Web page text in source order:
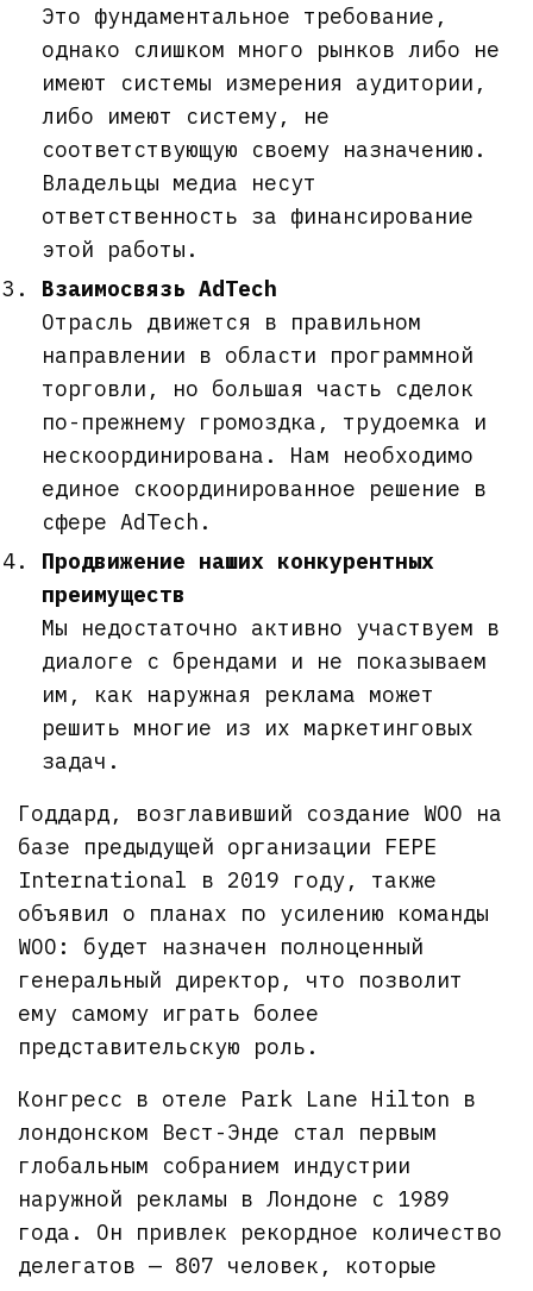
Это фундаментальное требование,
однако слишком много рынков либо не
имеют системы измерения аудитории,
либо имеют систему, не
соответствующую своему назначению.
Владельцы медиа несут
ответственность за финансирование
этой работы.
Взаимосвязь AdTech
Отрасль движется в правильном
направлении в области программной
торговли, но большая часть сделок
по-прежнему громоздка, трудоемка и
нескоординирована. Нам необходимо
единое скоординированное решение в
сфере AdTech.
Продвижение наших конкурентных
преимуществ
Мы недостаточно активно участвуем в
диалоге с брендами и не показываем
им, как наружная реклама может
решить многие из их маркетинговых
задач.
Годдард, возглавивший создание WOO на
базе предыдущей организации FEPE
International в 2019 году, также
объявил о планах по усилению команды
WOO: будет назначен полноценный
генеральный директор, что позволит
ему самому играть более
представительскую роль.
Конгресс в отеле Park Lane Hilton в
лондонском Вест-Энде стал первым
глобальным собранием индустрии
наружной рекламы в Лондоне с 1989
года. Он привлек рекордное количество
делегатов — 807 человек, которые